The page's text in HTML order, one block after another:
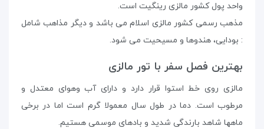
واحد پول کشور مالزی رینگیت است.
مذهب رسمی کشور مالزی اسلام می باشد و دیگر مذاهب شامل
: بودایی، هندوها و مسیحیت می شود.
بهترین فصل سفر با تور مالزی
مالزی روی خط استوا قرار دارد و دارای آب وهوای معتدل و
مرطوب است. دما در طول سال معمولا گرم است اما در برخی
ماهها شاهد بارندگی شدید و بادهای موسمی هستیم.